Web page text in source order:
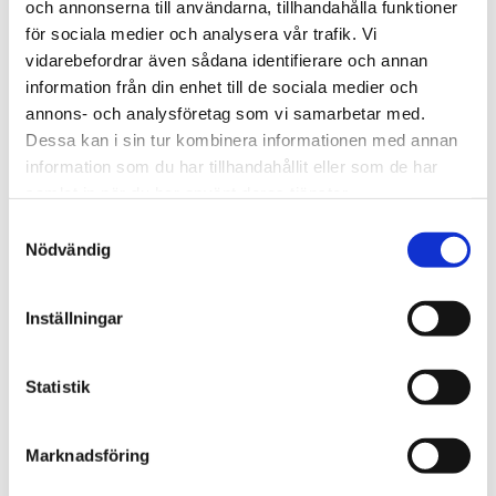
och annonserna till användarna, tillhandahålla funktioner
för sociala medier och analysera vår trafik. Vi
vidarebefordrar även sådana identifierare och annan
information från din enhet till de sociala medier och
annons- och analysföretag som vi samarbetar med.
Dessa kan i sin tur kombinera informationen med annan
information som du har tillhandahållit eller som de har
Nödvändig
Inställningar
Statistik
Marknadsföring
Afrika
Nigeriansk kvinna ville
slå världs­rekord – läste
Bibeln i 144 timmar